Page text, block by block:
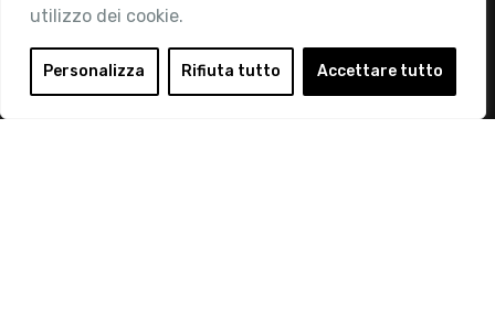
utilizzo dei cookie.
Personalizza Rifiuta tutto Accettare tutto
Area Riservata
Login
Diventa Socio